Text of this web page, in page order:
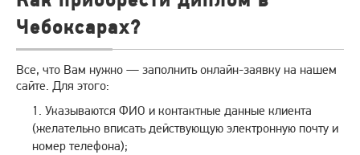
Чебоксарах?
Все, что Вам нужно — заполнить онлайн-заявку на нашем
сайте. Для этого:
Указываются ФИО и контактные данные клиента
(желательно вписать действующую электронную почту и
номер телефона);